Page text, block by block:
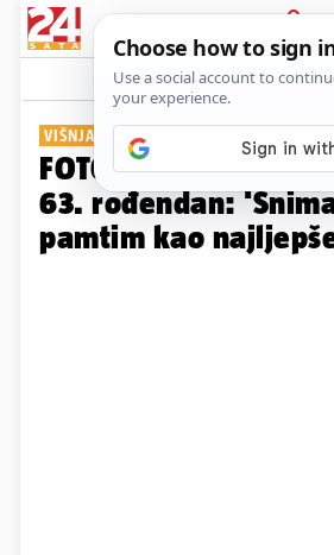
PRIJAVA
Galerija
VIŠNJA BABIĆ
FOTO Dunja iz
63. rođendan:
pamtim kao